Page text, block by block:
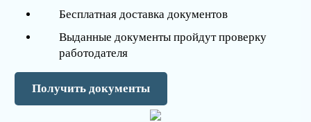
Бесплатная доставка документов
Выданные документы пройдут проверку
работодателя
Получить документы